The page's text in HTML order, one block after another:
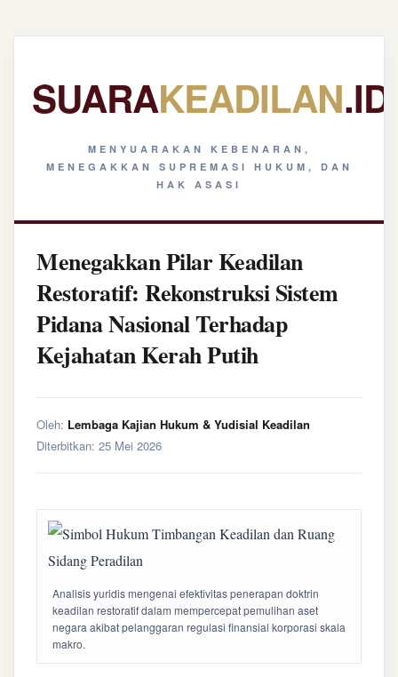
SUARAKEADILAN.ID
MENYUARAKAN KEBENARAN,
MENEGAKKAN SUPREMASI HUKUM, DAN
HAK ASASI
Menegakkan Pilar Keadilan
Restoratif: Rekonstruksi Sistem
Pidana Nasional Terhadap
Kejahatan Kerah Putih
Oleh: Lembaga Kajian Hukum & Yudisial Keadilan
Diterbitkan: 25 Mei 2026
Analisis yuridis mengenai efektivitas penerapan doktrin
keadilan restoratif dalam mempercepat pemulihan aset
negara akibat pelanggaran regulasi finansial korporasi skala
makro.